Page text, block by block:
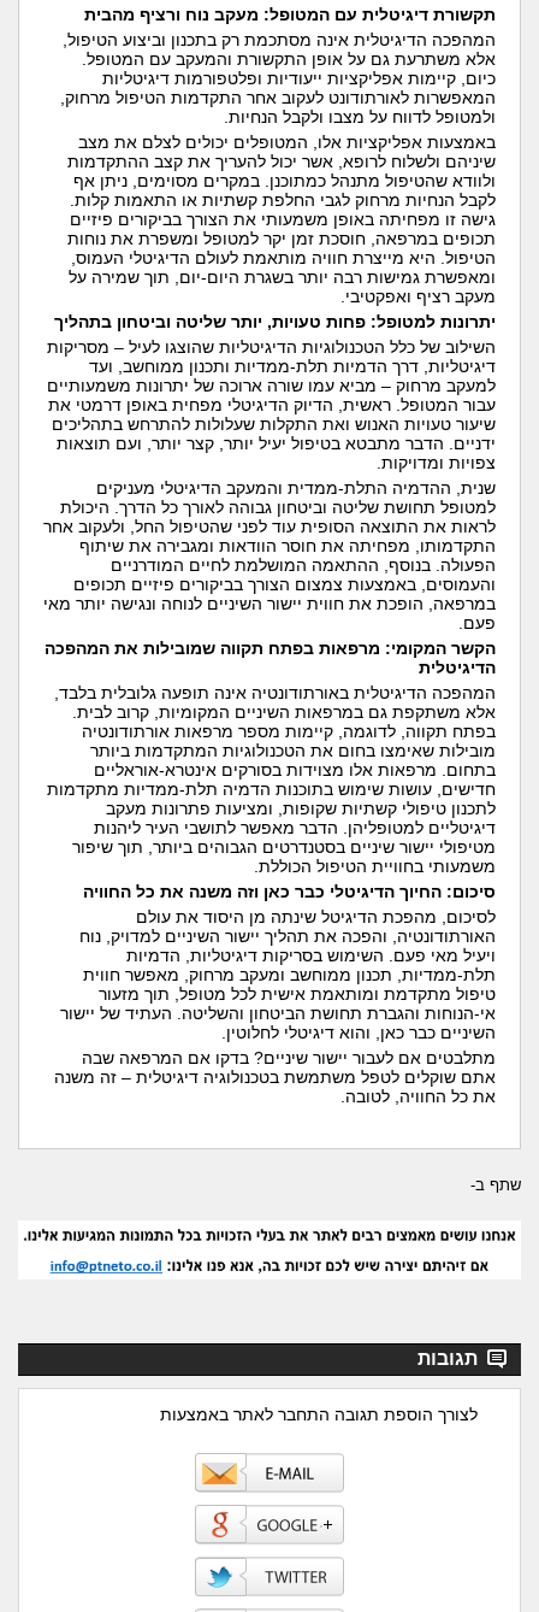
תקשורת דיגיטלית עם המטופל: מעקב נוח ורציף מהבית
המהפכה הדיגיטלית אינה מסתכמת רק בתכנון וביצוע הטיפול,
אלא משתרעת גם על אופן התקשורת והמעקב עם המטופל.
כיום, קיימות אפליקציות ייעודיות ופלטפורמות דיגיטליות
המאפשרות לאורתודונט לעקוב אחר התקדמות הטיפול מרחוק,
ולמטופל לדווח על מצבו ולקבל הנחיות.
באמצעות אפליקציות אלו, המטופלים יכולים לצלם את מצב
שיניהם ולשלוח לרופא, אשר יכול להעריך את קצב ההתקדמות
ולוודא שהטיפול מתנהל כמתוכנן. במקרים מסוימים, ניתן אף
לקבל הנחיות מרחוק לגבי החלפת קשתיות או התאמות קלות.
גישה זו מפחיתה באופן משמעותי את הצורך בביקורים פיזיים
תכופים במרפאה, חוסכת זמן יקר למטופל ומשפרת את נוחות
הטיפול. היא מייצרת חוויה מותאמת לעולם הדיגיטלי העמוס,
ומאפשרת גמישות רבה יותר בשגרת היום-יום, תוך שמירה על
מעקב רציף ואפקטיבי.
יתרונות למטופל: פחות טעויות, יותר שליטה וביטחון בתהליך
השילוב של כלל הטכנולוגיות הדיגיטליות שהוצגו לעיל – מסריקות
דיגיטליות, דרך הדמיות תלת-ממדיות ותכנון ממוחשב, ועד
למעקב מרחוק – מביא עמו שורה ארוכה של יתרונות משמעותיים
עבור המטופל. ראשית, הדיוק הדיגיטלי מפחית באופן דרמטי את
שיעור טעויות האנוש ואת התקלות שעלולות להתרחש בתהליכים
ידניים. הדבר מתבטא בטיפול יעיל יותר, קצר יותר, ועם תוצאות
צפויות ומדויקות.
שנית, ההדמיה התלת-ממדית והמעקב הדיגיטלי מעניקים
למטופל תחושת שליטה וביטחון גבוהה לאורך כל הדרך. היכולת
לראות את התוצאה הסופית עוד לפני שהטיפול החל, ולעקוב אחר
התקדמותו, מפחיתה את חוסר הוודאות ומגבירה את שיתוף
הפעולה. בנוסף, ההתאמה המושלמת לחיים המודרניים
והעמוסים, באמצעות צמצום הצורך בביקורים פיזיים תכופים
במרפאה, הופכת את חווית יישור השיניים לנוחה ונגישה יותר מאי
פעם.
הקשר המקומי: מרפאות בפתח תקווה שמובילות את המהפכה
הדיגיטלית
המהפכה הדיגיטלית באורתודונטיה אינה תופעה גלובלית בלבד,
אלא משתקפת גם במרפאות השיניים המקומיות, קרוב לבית.
בפתח תקווה, לדוגמה, קיימות מספר מרפאות אורתודונטיה
מובילות שאימצו בחום את הטכנולוגיות המתקדמות ביותר
בתחום. מרפאות אלו מצוידות בסורקים אינטרא-אוראליים
חדישים, עושות שימוש בתוכנות הדמיה תלת-ממדיות מתקדמות
לתכנון טיפולי קשתיות שקופות, ומציעות פתרונות מעקב
דיגיטליים למטופליהן. הדבר מאפשר לתושבי העיר ליהנות
מטיפולי יישור שיניים בסטנדרטים הגבוהים ביותר, תוך שיפור
משמעותי בחוויית הטיפול הכוללת.
סיכום: החיוך הדיגיטלי כבר כאן וזה משנה את כל החוויה
לסיכום, מהפכת הדיגיטל שינתה מן היסוד את עולם
האורתודונטיה, והפכה את תהליך יישור השיניים למדויק, נוח
ויעיל מאי פעם. השימוש בסריקות דיגיטליות, הדמיות
תלת-ממדיות, תכנון ממוחשב ומעקב מרחוק, מאפשר חווית
טיפול מתקדמת ומותאמת אישית לכל מטופל, תוך מזעור
אי-הנוחות והגברת תחושת הביטחון והשליטה. העתיד של יישור
השיניים כבר כאן, והוא דיגיטלי לחלוטין.
מתלבטים אם לעבור יישור שיניים? בדקו אם המרפאה שבה
אתם שוקלים לטפל משתמשת בטכנולוגיה דיגיטלית – זה משנה
את כל החוויה, לטובה.
שתף ב-
תגובות
לצורך הוספת תגובה התחבר לאתר באמצעות